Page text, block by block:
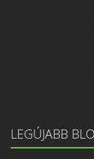
LEGÚJABB